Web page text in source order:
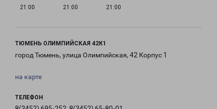
21:00
21:00
21:00
ТЮМЕНЬ ОЛИМПИЙСКАЯ 42К1
город Тюмень, улица Олимпийская, 42 Корпус 1
на карте
ТЕЛЕФОН